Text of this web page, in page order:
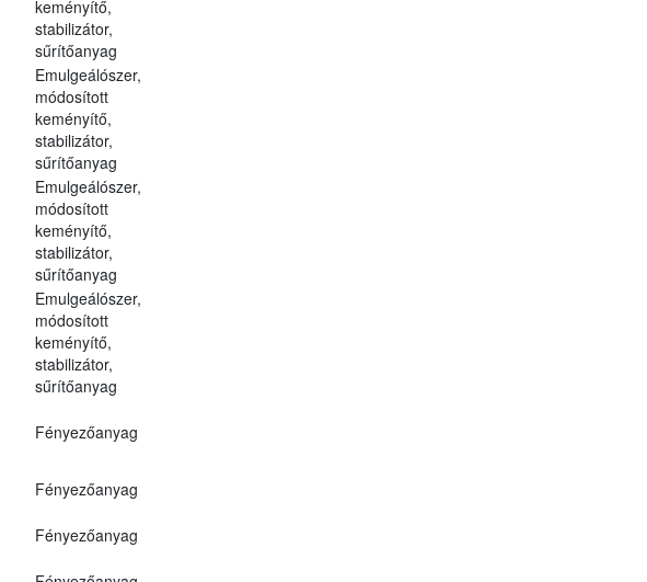
keményítő,
stabilizátor,
sűrítőanyag
Emulgeálószer,
módosított
keményítő,
stabilizátor,
sűrítőanyag
Emulgeálószer,
módosított
keményítő,
stabilizátor,
sűrítőanyag
Emulgeálószer,
módosított
keményítő,
stabilizátor,
sűrítőanyag
Fényezőanyag
Fényezőanyag
Fényezőanyag